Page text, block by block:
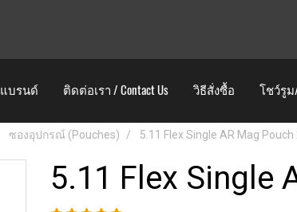
แบรนด์ ติดต่อเรา / Contact Us วิธีสั่งซื้อ โชว์รูม/
ซองอุปกรณ์ (Pouches) 5.11 Flex Single AR Mag Pouch
5.11 Flex Single